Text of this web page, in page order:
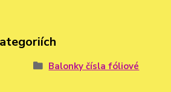
Balonky čísla fóliové